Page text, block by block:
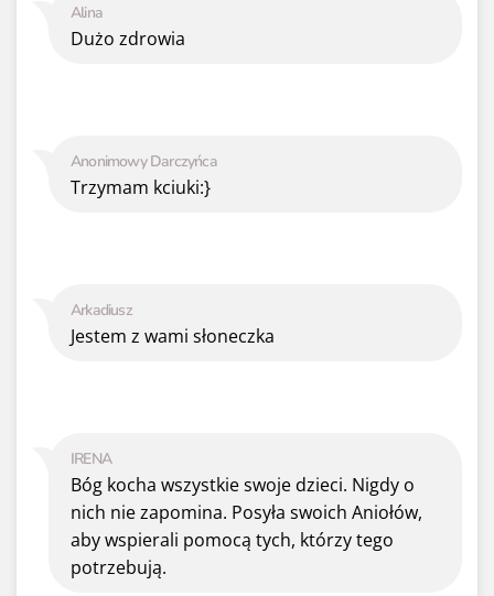
IRENA
Bóg kocha wszystkie swoje dzieci. Nigdy o
nich nie zapomina. Posyła swoich Aniołów,
aby wspierali pomocą tych, którzy tego
potrzebują.
Arkadiusz
Jestem z wami słoneczka
Anonimowy Darczyńca
Trzymam kciuki:}
Alina
Dużo zdrowia